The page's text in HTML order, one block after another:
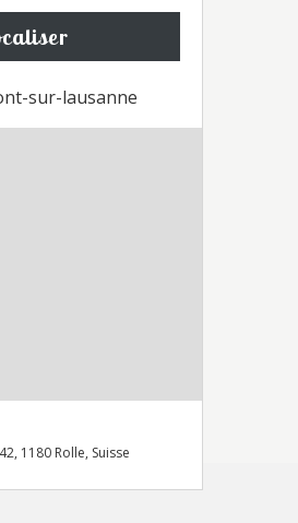
sur-lausanne
1180 Rolle, Suisse